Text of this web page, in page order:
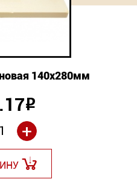
140х280мм
Р
+